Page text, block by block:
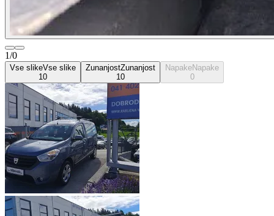
1/0
Vse slikeVse slike
10
ZunanjostZunanjost
10
NapakeNapake
0